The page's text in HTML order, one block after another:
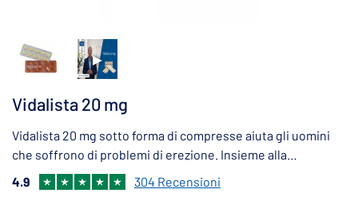
Vidalista 20 mg
Vidalista 20 mg sotto forma di compresse aiuta gli uomini
che soffrono di problemi di erezione. Insieme alla
stimolazione sessuale rendono più efficace l'afflusso di
sangue al pene e rendono più duratura l'erezione.
4.9 304 Recensioni